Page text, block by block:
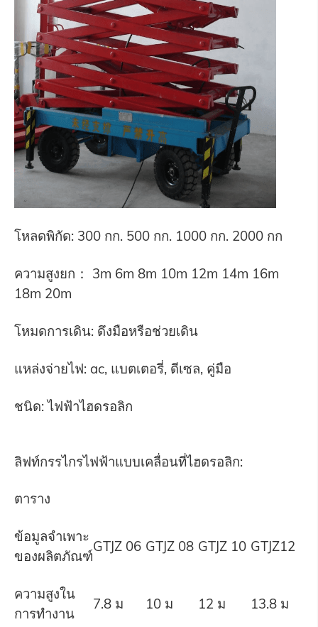
โหลดพิกัด: 300 กก. 500 กก. 1000 กก. 2000 กก
ความสูงยก： 3m 6m 8m 10m 12m 14m 16m
18m 20m
โหมดการเดิน: ดึงมือหรือช่วยเดิน
แหล่งจ่ายไฟ: ac, แบตเตอรี่, ดีเซล, คู่มือ
ชนิด: ไฟฟ้าไฮดรอลิก
ลิฟท์กรรไกรไฟฟ้าแบบเคลื่อนที่ไฮดรอลิก:
ตาราง
ข้อมูลจำเพาะ
ของผลิตภัณฑ์
GTJZ 06 GTJZ 08 GTJZ 10 GTJZ12
ความสูงใน
การทำงาน
7.8 ม 10 ม 12 ม 13.8 ม